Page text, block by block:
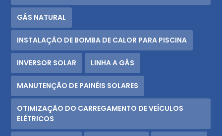
GÁS NATURAL
INSTALAÇÃO DE BOMBA DE CALOR PARA PISCINA
INVERSOR SOLAR LINHA A GÁS
MANUTENÇÃO DE PAINÉIS SOLARES
OTIMIZAÇÃO DO CARREGAMENTO DE VEÍCULOS
ELÉTRICOS